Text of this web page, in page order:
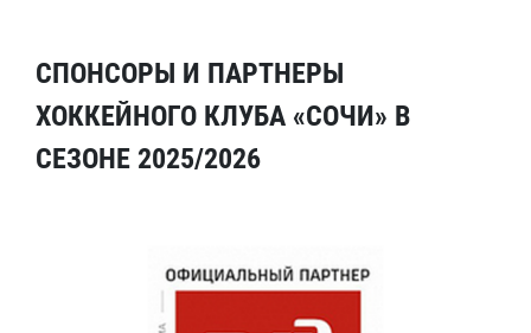
СПОНСОРЫ И ПАРТНЕРЫ
ХОККЕЙНОГО КЛУБА «СОЧИ» В
СЕЗОНЕ 2025/2026